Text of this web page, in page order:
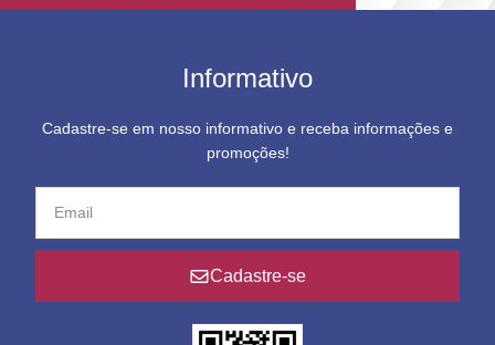
Informativo
Cadastre-se em nosso informativo e receba informações e
promoções!
Cadastre-se